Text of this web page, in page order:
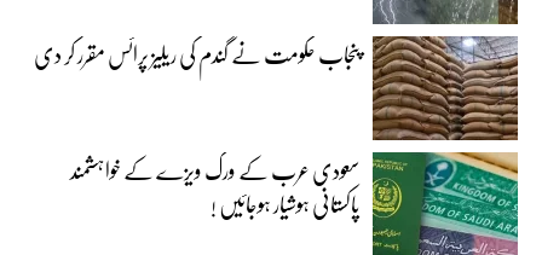
پنجاب حکومت نے گندم کی ریلیز پرائس مقرر کر دی‎
سعودی عرب کے ورک ویزے کے خواہشمند
پاکستانی ہوشیار ہوجائیں !